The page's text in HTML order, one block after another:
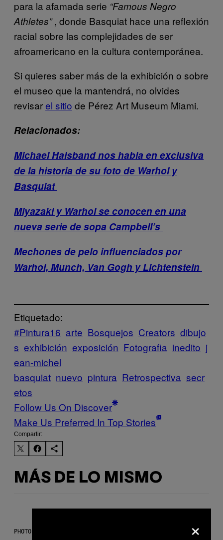
para la afamada serie “Famous Negro
Athletes”, donde Basquiat hace una reflexión
racial sobre las complejidades de ser
afroamericano en la cultura contemporánea.
Si quieres saber más de la exhibición o sobre
el museo que la mantendrá, no olvides
revisarel sitio de Pérez Art Museum Miami.
Relacionados:
Michael Halsband nos habla en exclusiva
de la historia de su foto de Warhol y
Basquiat
Miyazaki y Warhol se conocen en una
nueva serie de sopa Campbell’s
Mechones de pelo influenciados por
Warhol, Munch, Van Gogh y Lichtenstein
Etiquetado:
#Pintura16 arte Bosquejos Creators dibujo
s exhibición exposición Fotografia inedito j
ean-michel
basquiat nuevo pintura Retrospectiva secr
etos
Follow Us On Discover
Make Us Preferred In Top Stories
Compartir:
MÁS DE LO MISMO
PHOTO: PETER KRAMER / GETTY IMAGES ×